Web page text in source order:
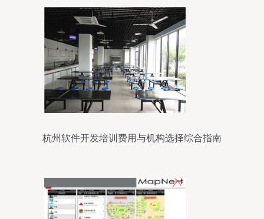
杭州软件开发培训费用与机构选择综合指南